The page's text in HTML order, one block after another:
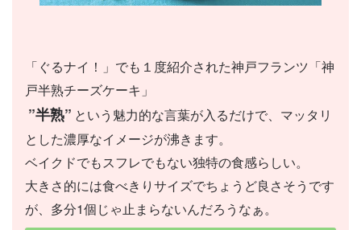
「ぐるナイ！」でも１度紹介された神戸フランツ「神
戸半熟チーズケーキ」
”半熟” という魅力的な言葉が入るだけで、マッタリ
とした濃厚なイメージが沸きます。
ベイクドでもスフレでもない独特の食感らしい。
大きさ的には食べきりサイズでちょうど良さそうです
が、多分1個じゃ止まらないんだろうなぁ。